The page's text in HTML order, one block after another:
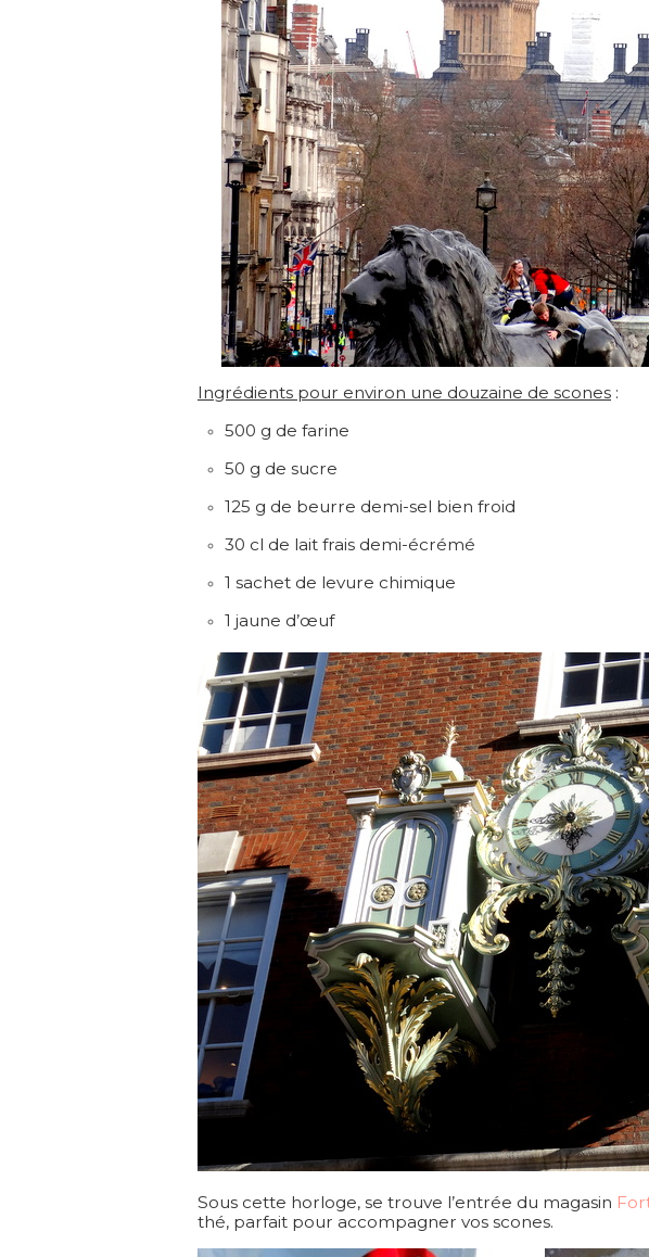
Ingrédients pour environ une douzaine de scones :
500 g de farine
50 g de sucre
125 g de beurre demi-sel bien froid
30 cl de lait frais demi-écrémé
1 sachet de levure chimique
1 jaune d’œuf
Sous cette horloge, se trouve l’entrée du magasin
thé, parfait pour accompagner vos scones.